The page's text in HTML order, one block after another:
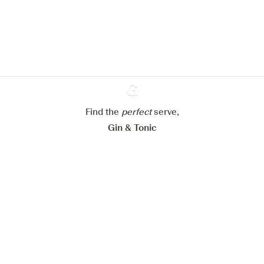
Ginventory
Find the perfectserve,
Gin & Tonic
Paramétrer mes cookies
Refuser tout Accepter tout